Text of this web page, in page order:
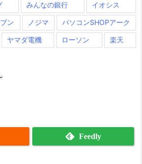
みんなの銀行 イオシス
ン ノジマ パソコンSHOPアーク
ヤマダ電機 ローソン 楽天
Feedly